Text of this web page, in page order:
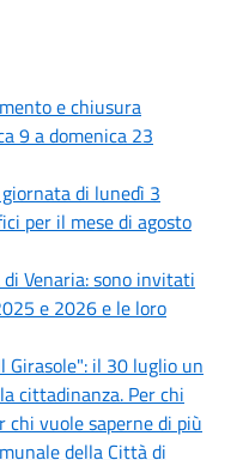
e chiusura
9 a domenica 23
di lunedì 3
per il mese di agosto
Venaria: sono invitati
e 2026 e le loro
Girasole": il 30 luglio un
cittadinanza. Per chi
vuole saperne di più
della Città di